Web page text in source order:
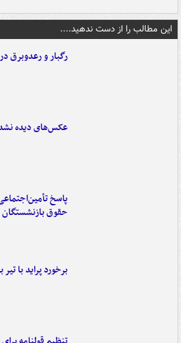
این مطالب را از دست ندهید....
رگبار و رعدوبرق
عکس‌های دیده
پاسخ
حقوق بازنشستگان
برخورد پراید با تیر برق ۲ فوتی بر